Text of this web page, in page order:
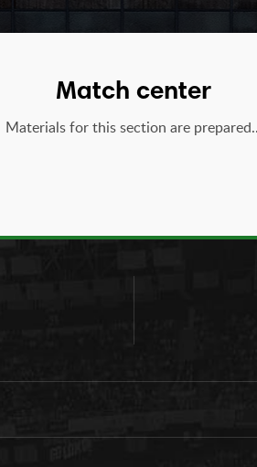
Match center
Materials for this section are